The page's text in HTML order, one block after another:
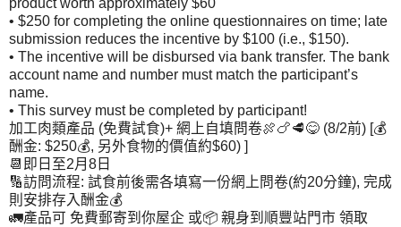
product worth approximately $60
• $250 for completing the online questionnaires on time; late
submission reduces the incentive by $100 (i.e., $150).
• The incentive will be disbursed via bank transfer. The bank
account name and number must match the participant’s
name.
• This survey must be completed by participant!
加工肉類產品 (免費試食)+ 網上自填問卷🍖🍗🥩😋 (8/2前) [💰
酬金: $250💰, 另外食物的價值約$60) ]
📆即日至2月8日
🔢訪問流程: 試食前後需各填寫一份網上問卷(約20分鐘), 完成
則安排存入酬金💰
🚛產品可 免費郵寄到你屋企 或📦 親身到順豐站門市 領取